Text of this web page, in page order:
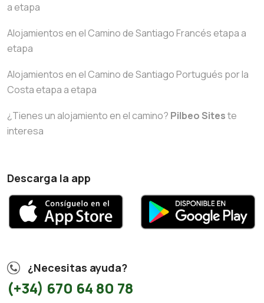
a etapa
Alojamientos en el Camino de Santiago Francés etapa a
etapa
Alojamientos en el Camino de Santiago Portugués por la
Costa etapa a etapa
¿Tienes un alojamiento en el camino? Pilbeo Siteste
interesa
Descarga la app
¿Necesitas ayuda?
(+34) 670 64 80 78